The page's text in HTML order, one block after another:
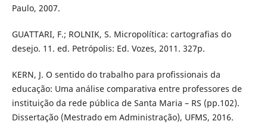
Paulo, 2007.
GUATTARI, F.; ROLNIK, S. Micropolítica: cartografias do
desejo. 11. ed. Petrópolis: Ed. Vozes, 2011. 327p.
KERN, J. O sentido do trabalho para profissionais da
educação: Uma análise comparativa entre professores de
instituição da rede pública de Santa Maria – RS (pp.102).
Dissertação (Mestrado em Administração), UFMS, 2016.